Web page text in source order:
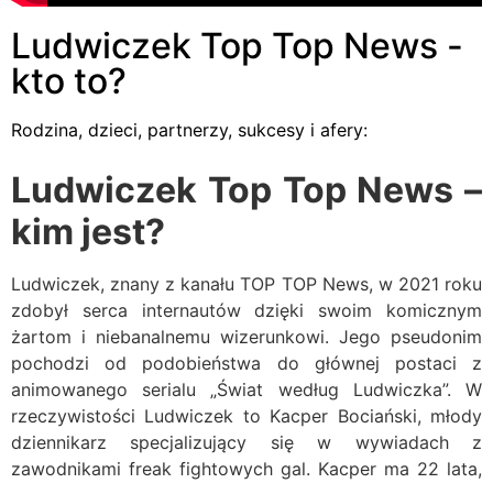
Ludwiczek Top Top News -
kto to?
Rodzina, dzieci, partnerzy, sukcesy i afery:
Ludwiczek Top Top News –
kim jest?
Ludwiczek, znany z kanału TOP TOP News, w 2021 roku
zdobył serca internautów dzięki swoim komicznym
żartom i niebanalnemu wizerunkowi. Jego pseudonim
pochodzi od podobieństwa do głównej postaci z
animowanego serialu „Świat według Ludwiczka”. W
rzeczywistości Ludwiczek to Kacper Bociański, młody
dziennikarz specjalizujący się w wywiadach z
zawodnikami freak fightowych gal. Kacper ma 22 lata,